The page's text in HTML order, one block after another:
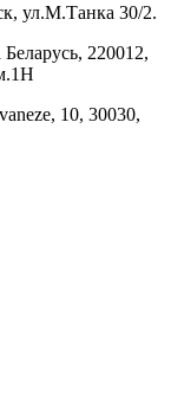
ул.М.Танка 30/2.
220012,
10, 30030,